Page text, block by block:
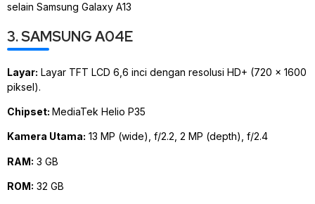
selain Samsung Galaxy A13
3. SAMSUNG A04E
Layar: Layar TFT LCD 6,6 inci dengan resolusi HD+ (720 x 1600
piksel).
Chipset: MediaTek Helio P35
Kamera Utama: 13 MP (wide), f/2.2, 2 MP (depth), f/2.4
RAM: 3 GB
ROM: 32 GB